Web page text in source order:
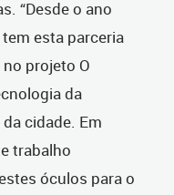
“Desde o ano
esta parceria
projeto O
da
cidade. Em
trabalho
óculos para o